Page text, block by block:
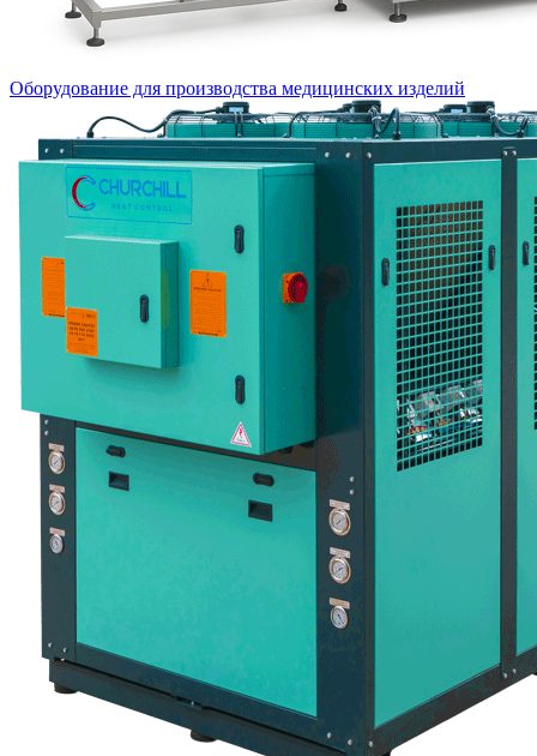
Оборудование для производства медицинских изделий